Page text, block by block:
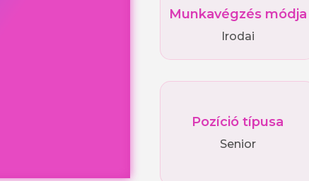
Munkavégzés módja
Irodai
Pozíció típusa
Senior